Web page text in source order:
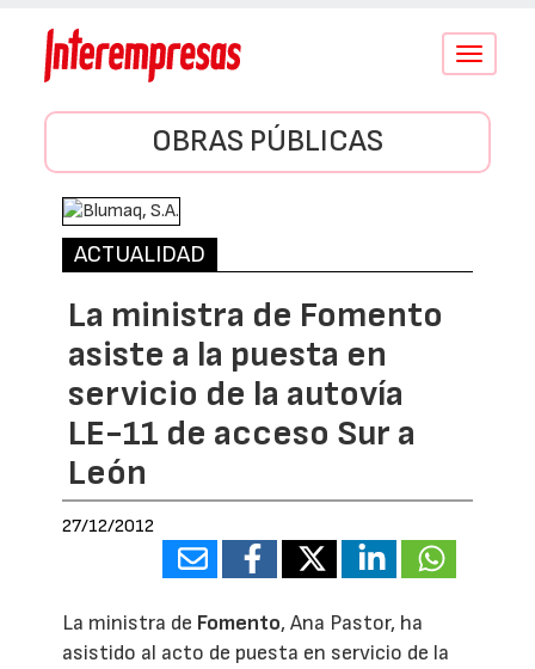
Conmutar
OBRAS PÚBLICAS
ACTUALIDAD
La ministra de Fomento
asiste a la puesta en
servicio de la autovía
LE-11 de acceso Sur a
León
27/12/2012
La ministra de Fomento, Ana Pastor, ha
asistido al acto de puesta en servicio de la